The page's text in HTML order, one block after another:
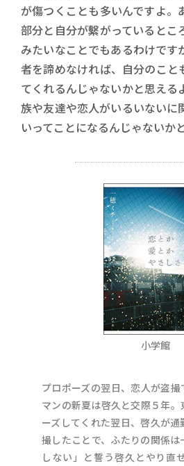
が傷つくことも多いんですよ。
部分と自分が繫がっているとこ
みたいなことでもあるわけです
者を諦めなければ、自分のこと
てくれるんじゃないかと思える
族や友達や恋人がいるいないに
いってことになるんじゃないか
小学館
プロポーズの翌日、恋人が盗
マンの新夏は啓久と交際５年
ーズしてくれた翌日、啓久が
撮したことで、ふたりの関係は
しない」と誓う啓久とやり直